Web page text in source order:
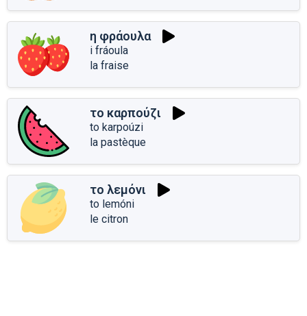
η φράουλα
i fráoula
la fraise
το καρπούζι
to karpoúzi
la pastèque
το λεμόνι
to lemóni
le citron